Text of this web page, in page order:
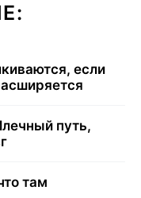
если
путь,
там